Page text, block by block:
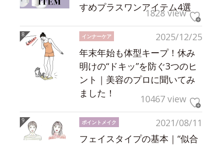
すめプラスワンアイテム4選
1828 view
2025/12/25
インナーケア
年末年始も体型キープ！休み
明けの“ドキッ”を防ぐ3つのヒ
ント｜美容のプロに聞いてみ
ました！
10467 view
2021/08/11
ポイントメイク
フェイスタイプの基本｜“似合